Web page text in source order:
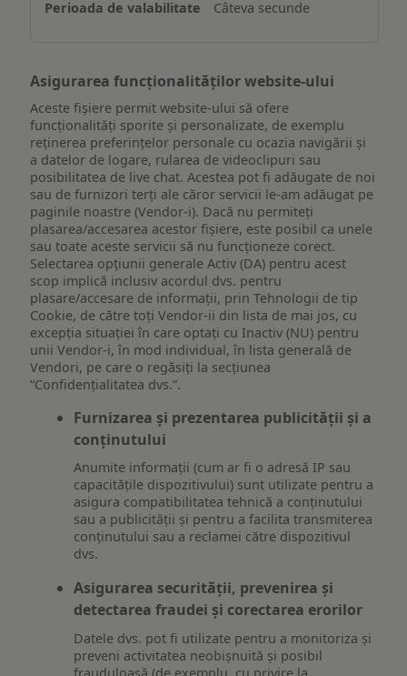
dispozitiv
Câteva secunde
Asigurarea funcționalităților website-ului
Aceste fișiere permit website-ului să ofere
funcționalități sporite și personalizate, de exemplu
reţinerea preferinţelor personale cu ocazia navigării și
a datelor de logare, rularea de videoclipuri sau
posibilitatea de live chat. Acestea pot fi adăugate de noi
sau de furnizori terți ale căror servicii le-am adăugat pe
paginile noastre (Vendor-i). Dacă nu permiteți
plasarea/accesarea acestor fișiere, este posibil ca unele
sau toate aceste servicii să nu funcționeze corect.
Selectarea opțiunii generale Activ (DA) pentru acest
scop implică inclusiv acordul dvs. pentru
plasare/accesare de informații, prin Tehnologii de tip
Cookie, de către toți Vendor-ii din lista de mai jos, cu
excepția situației în care optați cu Inactiv (NU) pentru
unii Vendor-i, în mod individual, în lista generală de
Vendori, pe care o regăsiți la secțiunea
“Confidențialitatea dvs.”.
Furnizarea și prezentarea publicității și a
conținutului
Anumite informații (cum ar fi o adresă IP sau
capacitățile dispozitivului) sunt utilizate pentru a
asigura compatibilitatea tehnică a conținutului
sau a publicității și pentru a facilita transmiterea
conținutului sau a reclamei către dispozitivul
dvs.
Asigurarea securității, prevenirea și
detectarea fraudei și corectarea erorilor
Datele dvs. pot fi utilizate pentru a monitoriza și
preveni activitatea neobișnuită și posibil